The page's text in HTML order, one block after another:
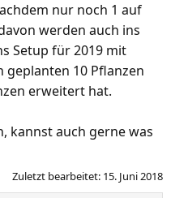
nur noch 1 auf
werden auch ins
Setup für 2019 mit
geplanten 10 Pflanzen
erweitert hat.
kannst auch gerne was
Zuletzt bearbeitet: 15. Juni 2018